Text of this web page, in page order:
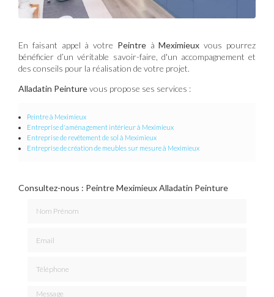
En faisant appel à votre PeintreàMeximieux vous pourrez
bénéficier d’un véritable savoir-faire, d'un accompagnement et
des conseils pour la réalisation de votre projet.
Alladatin Peinturevous propose ses services :
Peintreà Meximieux
Entreprise d'aménagement intérieurà Meximieux
Entreprise de revêtement de sol à Meximieux
Entreprise de création de meubles sur mesure​​​​​​​à Meximieux
Consultez-nous : Peintre Meximieux Alladatin Peinture
Message